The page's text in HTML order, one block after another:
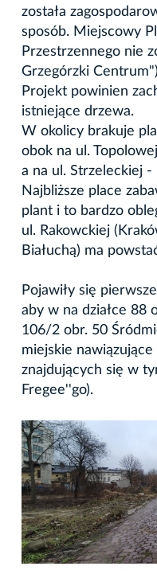
została
sposób. Miejscowy
Przestrzennego nie
Grzegórzki
Projekt powinien
istniejące drzewa.
W okolicy brakuje
obok na ul.
a na ul. Strzeleckiej
Najbliższe place
plant i to bardzo
ul. Rakowckiej
Białuchą) ma
Pojawiły się
aby w na działce 88
106/2 obr. 50
miejskie
znajdujących się w
Fregee''go).